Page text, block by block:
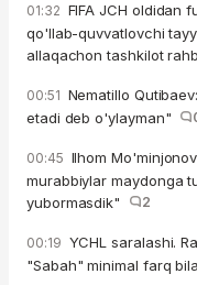
01:32 FIFA JCH oldidan
qo'llab-quvvatlovchi
allaqachon tashkilot
00:51 Nematillo
etadi deb o'ylayman"
00:45 Ilhom
murabbiylar maydonga
yubormasdik"
2
00:19 YCHL saralashi.
"Sabah" minimal farq